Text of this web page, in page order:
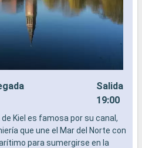
Salida
19:00
Kiel es famosa por su canal,
que une el Mar del Norte con
para sumergirse en la